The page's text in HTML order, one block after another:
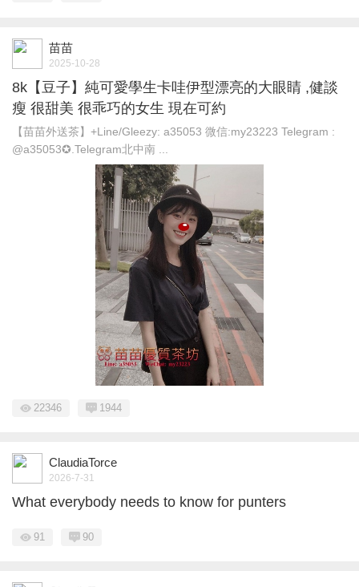
苗苗
2025-10-28
8k【豆子】純可愛學生卡哇伊型漂亮的大眼睛 ,健談
瘦 很甜美 很乖巧的女生 現在可約
【苗苗外送茶】+Line/Gleezy: a35053 微信:my23223 Telegram :
@a35053✪.Telegram北中南 ...
22346 1944
ClaudiaTorce
2026-7-31
What everybody needs to know for punters
91 90